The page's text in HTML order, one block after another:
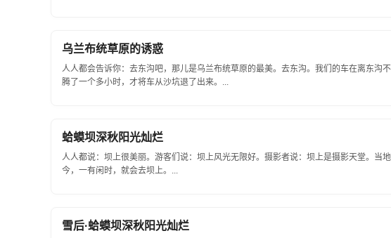
乌兰布统草原的诱惑
人人都会告诉你：去东沟吧，那儿是乌兰布统草原的最美。去东沟。我们的车在离东沟
腾了一个多小时，才将车从沙坑退了出来。...
蛤蟆坝深秋阳光灿烂
人人都说：坝上很美丽。游客们说：坝上风光无限好。摄影者说：坝上是摄影天堂。当
今，一有闲时，就会去坝上。...
雪后·蛤蟆坝深秋阳光灿烂